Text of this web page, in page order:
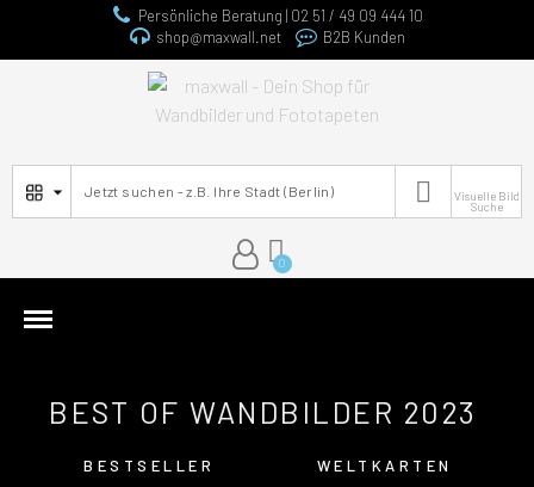
Persönliche Beratung | 02 51 / 49 09 444 10
shop@maxwall.net
B2B Kunden
Visuelle Bild
Suche

BEST OF WANDBILDER 2023
BESTSELLER
WELTKARTEN